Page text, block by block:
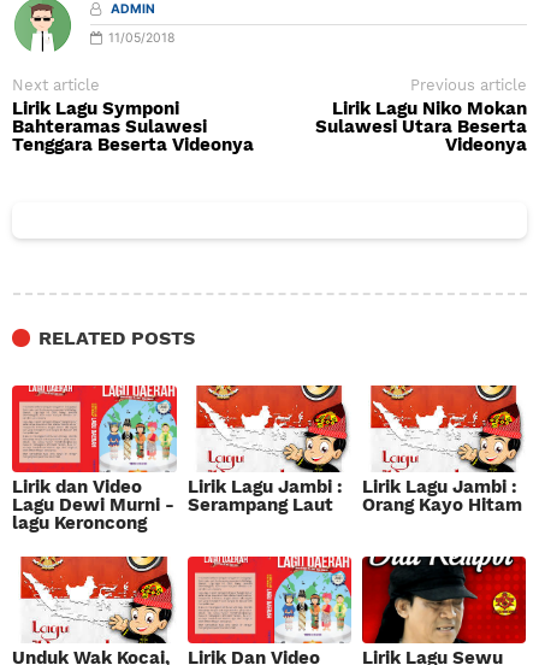
ADMIN
11/05/2018
Next article
Lirik Lagu Symponi
Bahteramas Sulawesi
Tenggara Beserta Videonya
Previous article
Lirik Lagu Niko Mokan
Sulawesi Utara Beserta
Videonya
RELATED POSTS
Lirik dan Video
Lagu Dewi Murni -
lagu Keroncong
Lirik Lagu Jambi :
Serampang Laut
Lirik Lagu Jambi :
Orang Kayo Hitam
Unduk Wak Kocai,
Lirik Dan Video
Lirik Lagu Sewu